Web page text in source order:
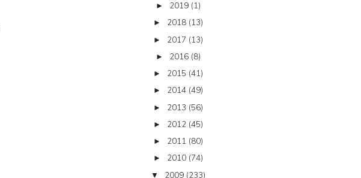
► 2019 (1)
► 2018 (13)
► 2017 (13)
► 2016 (8)
► 2015 (41)
► 2014 (49)
► 2013 (56)
► 2012 (45)
► 2011 (80)
► 2010 (74)
▼ 2009 (233)